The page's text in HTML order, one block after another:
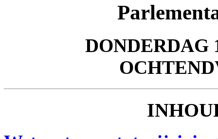
DONDERDAG